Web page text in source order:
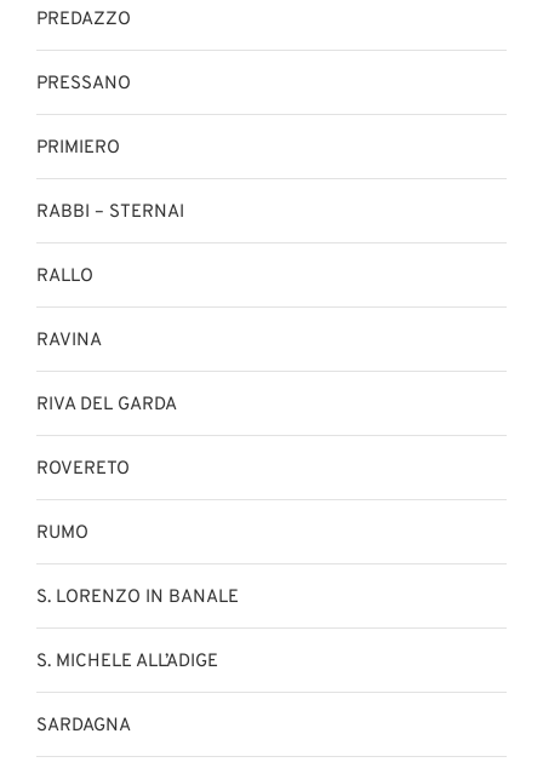
PREDAZZO
PRESSANO
PRIMIERO
RABBI – STERNAI
RALLO
RAVINA
RIVA DEL GARDA
ROVERETO
RUMO
S. LORENZO IN BANALE
S. MICHELE ALL’ADIGE
SARDAGNA